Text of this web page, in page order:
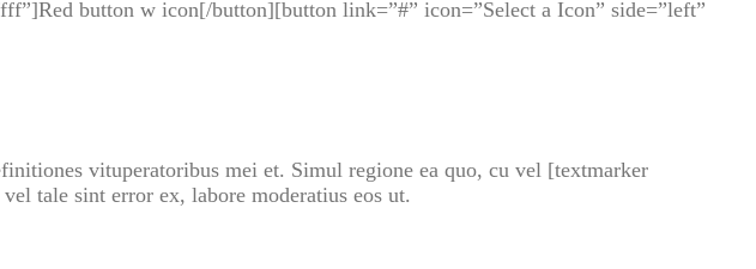
button w icon[/button][button link=”#” icon=”Select a Icon” side=”left”
vituperatoribus mei et. Simul regione ea quo, cu vel [textmarker
tale sint error ex, labore moderatius eos ut.